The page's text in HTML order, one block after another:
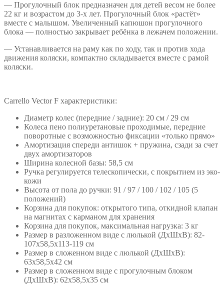
— Прогулочный блок предназначен для детей весом не более
22 кг и возрастом до 3-х лет. Прогулочный блок «растёт»
вместе с малышом. Увеличенный капюшон прогулочного
блока — полностью закрывает ребёнка в лежачем положении.
— Устанавливается на раму как по ходу, так и против хода
движения коляски, компактно складывается вместе c рамой
коляски.
Carrello Vector F характеристики:
Диаметр колес (передние / задние): 20 см / 29 см
Колеса пено полиуретановые проходимые, передние
поворотные с возможностью фиксации «только прямо»
Амортизация спереди антишок + пружина, сзади за счет
двух амортизаторов
Ширина колесной базы: 58,5 см
Ручка регулируется телескопически, с покрытием из эко-
кожи
Высота от пола до ручки: 91 / 97 / 100 / 102 / 105 (5
положений)
Корзина для покупок: открытого типа, откидной клапан
на магнитах с карманом для хранения
Корзина для покупок, максимальная нагрузка: 3 кг
Размер в разложенном виде с люлькой (ДхШхВ): 82-
107х58,5х113-119 см
Размер в сложенном виде с люлькой (ДхШхВ):
63х58,5х42 см
Размер в сложенном виде с прогулочным блоком
(ДхШхВ): 62х58,5х35 см